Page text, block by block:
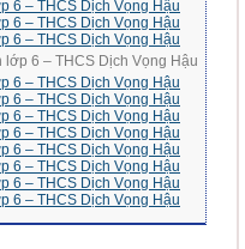
6 – THCS Dịch Vọng Hậu
6 – THCS Dịch Vọng Hậu
6 – THCS Dịch Vọng Hậu
lớp 6 – THCS Dịch Vọng Hậu
6 – THCS Dịch Vọng Hậu
6 – THCS Dịch Vọng Hậu
6 – THCS Dịch Vọng Hậu
6 – THCS Dịch Vọng Hậu
6 – THCS Dịch Vọng Hậu
6 – THCS Dịch Vọng Hậu
6 – THCS Dịch Vọng Hậu
6 – THCS Dịch Vọng Hậu